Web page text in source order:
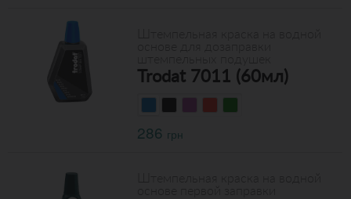
Trodat 7011 (60мл)
286 грн